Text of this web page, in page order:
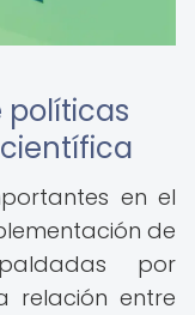
políticas
en el
de
por
relación entre